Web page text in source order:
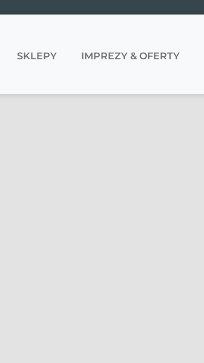
SKLEPY IMPREZY & OFERTY